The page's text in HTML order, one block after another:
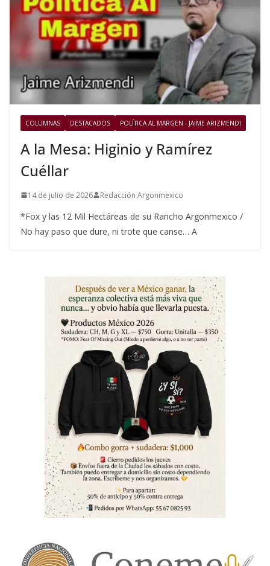
COLUMNAS DESTACADOS POLÍTICA AL MARGEN - JAIME ARIZMENDI
A la Mesa: Higinio y Ramírez
Cuéllar
14 de julio de 2026 Redacción Argonmexico
*Fox y las 12 Mil Hectáreas de su Rancho Argonmexico /
No hay paso que dure, ni trote que canse… A